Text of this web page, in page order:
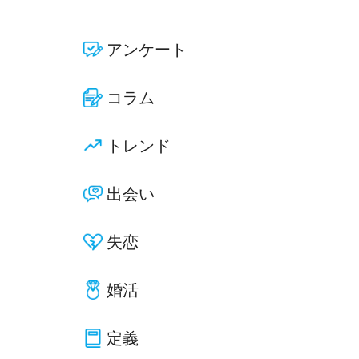
アンケート
コラム
トレンド
出会い
失恋
婚活
定義